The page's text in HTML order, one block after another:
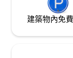
建築物內免